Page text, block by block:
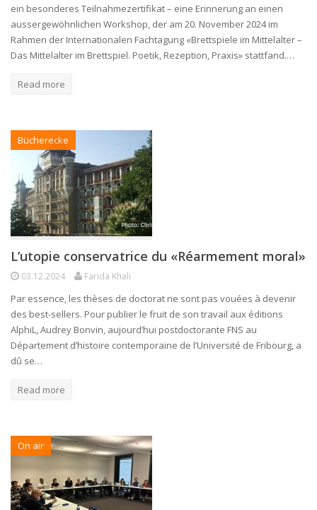
ein besonderes Teilnahmezertifikat – eine Erinnerung an einen
aussergewöhnlichen Workshop, der am 20. November 2024 im
Rahmen der Internationalen Fachtagung «Brettspiele im Mittelalter –
Das Mittelalter im Brettspiel. Poetik, Rezeption, Praxis» stattfand.…
Read more
Bücherecke
L’utopie conservatrice du «Réarmement moral»
03.12.2024 Farida Khali
Par essence, les thèses de doctorat ne sont pas vouées à devenir
des best-sellers. Pour publier le fruit de son travail aux éditions
AlphiL, Audrey Bonvin, aujourd’hui postdoctorante FNS au
Département d’histoire contemporaine de l’Université de Fribourg, a
dû se…
Read more
On air